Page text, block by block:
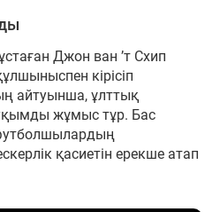
Джон ван ’т Схип
кірісіп
айтуынша, ұлттық
жұмыс тұр. Бас
қасиетін ерекше атап